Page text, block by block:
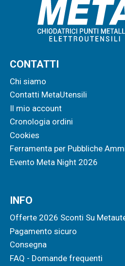
CONTATTI
Chi siamo
Contatti MetaUtensili
Il mio account
Cronologia ordini
Cookies
Ferramenta per Pubbliche
Evento Meta Night 2026
INFO
Offerte 2026 Sconti Su
Pagamento sicuro
Consegna
FAQ - Domande frequenti